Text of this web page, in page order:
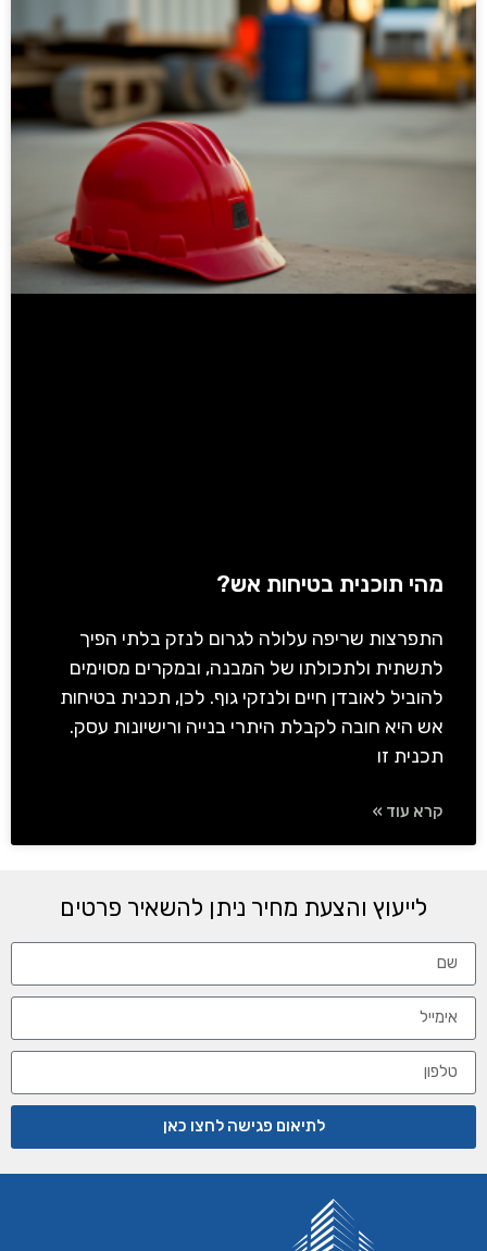
מהי תוכנית בטיחות אש?
התפרצות שריפה עלולה לגרום לנזק בלתי הפיך
לתשתית ולתכולתו של המבנה, ובמקרים מסוימים
להוביל לאובדן חיים ולנזקי גוף. לכן, תכנית בטיחות
אש היא חובה לקבלת היתרי בנייה ורישיונות עסק.
תכנית זו
קרא עוד »
לייעוץ והצעת מחיר ניתן להשאיר פרטים
לתיאום פגישה לחצו כאן